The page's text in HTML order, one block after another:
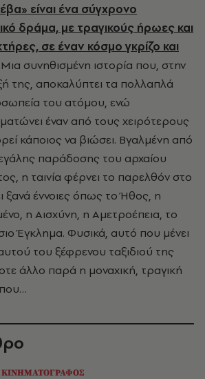
είναι ένα σύγχρονο
δράμα, με τραγικούς ήρωες και
σε έναν κόσμο γκρίζο και
Μια συνηθισμένη ιστορία που, στην
της, αποκαλύπτει τα πολλαπλά
του ατόμου, ενώ
έναν από τους χειρότερους
κάποιος να βιώσει. Βγαλμένη από
παράδοσης του αρχαίου
η ταινία φέρνει το παρελθόν στο
ξανά έννοιες όπως το Ήθος, η
η Αισχύνη, η Αμετροέπεια, το
Έγκλημα. Φυσικά, αυτό που μένει
του ξέφρενου ταξιδιού της
άλλο παρά η μοναχική, τραγική
ΚΙΝΗΜΑΤΟΓΡΑΦΟΣ